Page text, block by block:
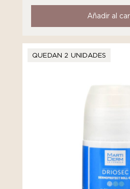
Añadir al
QUEDAN 2 UNIDADES